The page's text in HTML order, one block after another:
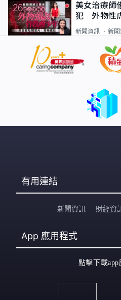
美女治療師
犯 外物性
要保護其他
新聞資訊 新
有用連結
新聞資訊 財經資
App 應用程式
點擊下載